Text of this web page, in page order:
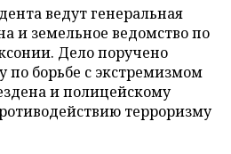
ведут генеральная
и земельное ведомство по
Дело поручено
по борьбе с экстремизмом
и полицейскому
терроризму